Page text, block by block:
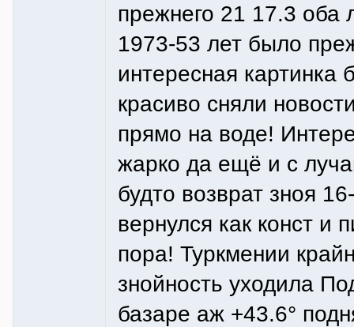
прежнего 21 17.3
1973-53 лет было
интересная
красиво сняли
прямо на воде!
жарко да ещё и с
будто возврат зноя
вернулся как конст и
пора! Туркмении
знойность уходила
базаре аж +43.6°